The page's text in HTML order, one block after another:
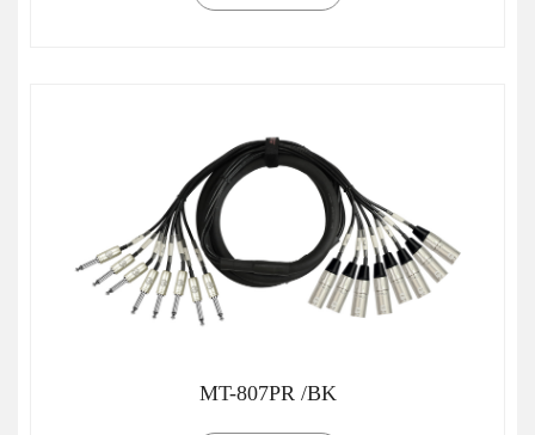
MT-807PR /BK